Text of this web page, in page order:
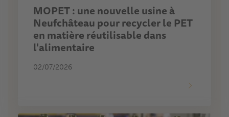
MOPET : une nouvelle usine à
Neufchâteau pour recycler le PET
en matière réutilisable dans
l'alimentaire
02/07/2026